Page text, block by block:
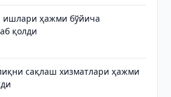
ишлари ҳажми бўйича
қолди
сақлаш хизматлари ҳажми